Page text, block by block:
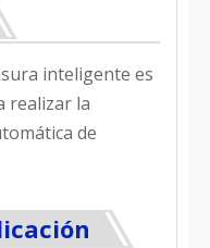
inteligente es
realizar la
de